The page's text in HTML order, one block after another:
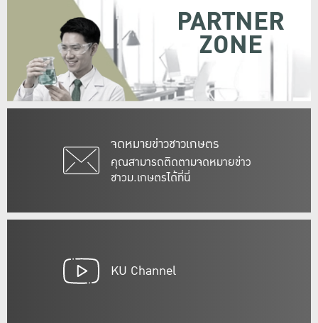
จดหมายข่าวชาวเกษตร
คุณสามารถติดตามจดหมายข่าว
ชาวม.เกษตรได้ที่นี่
PARTNER
ZONE
KU Channel